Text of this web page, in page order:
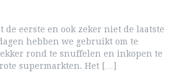
eerste en ook zeker niet de laatste
hebben we gebruikt om te
rond te snuffelen en inkopen te
supermarkten. Het […]